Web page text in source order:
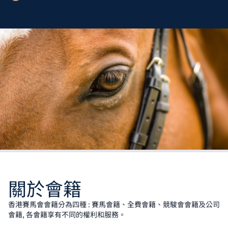
關於會籍
香港賽馬會會籍分為四種 : 賽馬會籍、全費會籍、競駿會會籍及公司
會籍, 各會籍享有不同的權利和服務。